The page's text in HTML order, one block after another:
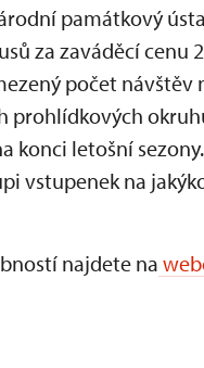
památkový
za zaváděcí cenu
počet návštěv
prohlídkových
konci letošní
vstupenek na
najdete na